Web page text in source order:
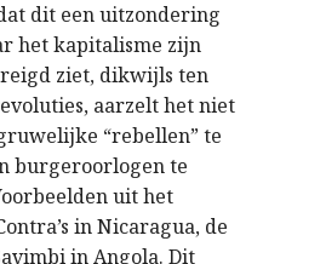
dit een uitzondering
het kapitalisme zijn
ziet, dikwijls ten
aarzelt het niet
“rebellen” te
burgeroorlogen te
uit het
in Nicaragua, de
in Angola. Dit